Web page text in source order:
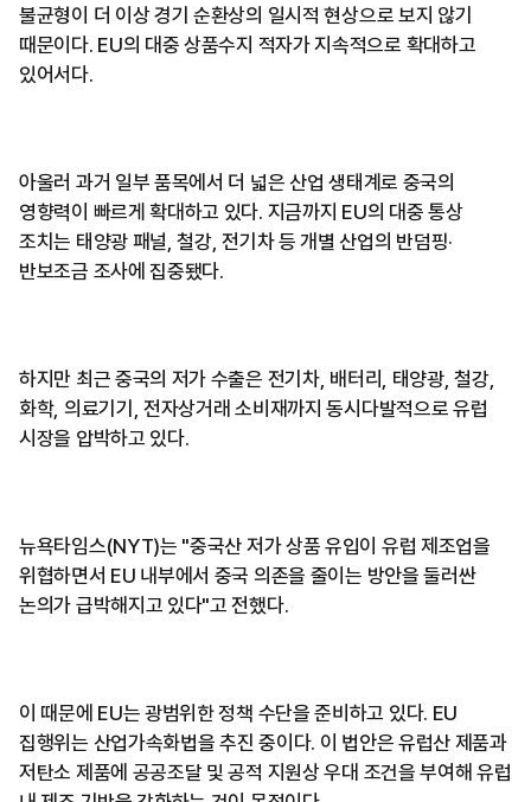
불균형이 더 이상 경기 순환상의 일시적 현상으로 보지 않기
때문이다. EU의 대중 상품수지 적자가 지속적으로 확대하고
있어서다.
아울러 과거 일부 품목에서 더 넓은 산업 생태계로 중국의
영향력이 빠르게 확대하고 있다. 지금까지 EU의 대중 통상
조치는 태양광 패널, 철강, 전기차 등 개별 산업의 반덤핑·
반보조금 조사에 집중됐다.
하지만 최근 중국의 저가 수출은 전기차, 배터리, 태양광, 철강,
화학, 의료기기, 전자상거래 소비재까지 동시다발적으로 유럽
시장을 압박하고 있다.
뉴욕타임스(NYT)는 "중국산 저가 상품 유입이 유럽 제조업을
위협하면서 EU 내부에서 중국 의존을 줄이는 방안을 둘러싼
논의가 급박해지고 있다"고 전했다.
이 때문에 EU는 광범위한 정책 수단을 준비하고 있다. EU
집행위는 산업가속화법을 추진 중이다. 이 법안은 유럽산 제품과
저탄소 제품에 공공조달 및 공적 지원상 우대 조건을 부여해 유럽